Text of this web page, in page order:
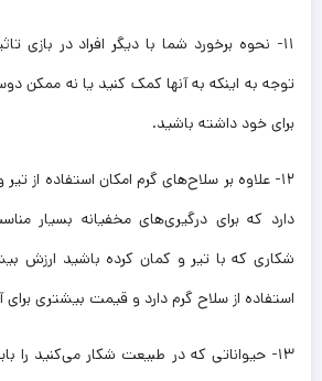
۱۱- نحوه برخورد شما با دیگر افراد در بازی
توجه به اینکه به آنها کمک کنید یا نه ممکن
برای خود داشته باشید.
۱۲- علاوه بر سلاح‌های گرم امکان استفاده از
دارد که برای درگیری‌های مخفیانه بسیار
شکاری که با تیر و کمان کرده باشید ارزش
استفاده از سلاح گرم دارد و قیمت بیشتری برای
۱۳- حیواناتی که در طبیعت شکار می‌کنید را